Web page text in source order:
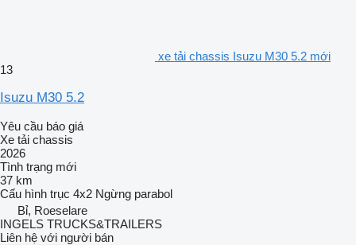
xe tải chassis Isuzu M30 5.2 mới
13
Isuzu M30 5.2
Yêu cầu báo giá
Xe tải chassis
2026
Tình trạng mới
37 km
Cấu hình trục 4x2 Ngừng parabol
Bỉ, Roeselare
INGELS TRUCKS&TRAILERS
Liên hệ với người bán